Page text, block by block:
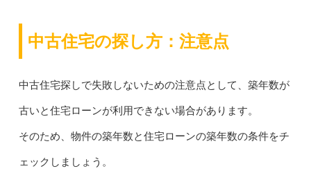
中古住宅の探し方：注意点
中古住宅探しで失敗しないための注意点として、築年数が
古いと住宅ローンが利用できない場合があります。
そのため、物件の築年数と住宅ローンの築年数の条件をチ
ェックしましょう。